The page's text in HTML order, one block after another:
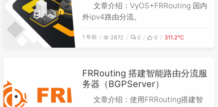
文章介绍：VyOS+FRRouting 国内
外ipv4路由分流。
1 年前 2872 0 0 311.2℃
FRRouting 搭建智能路由分流服
务器（BGPServer）
文章介绍：使用FRRouting搭建智